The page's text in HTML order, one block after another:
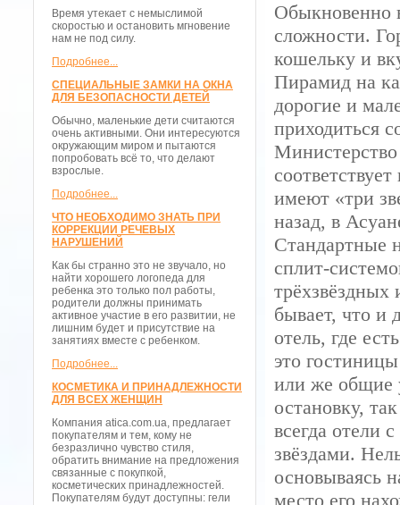
Время утекает с немыслимой
скоростью и остановить мгновение
нам не под силу.
Подробнее...
СПЕЦИАЛЬНЫЕ ЗАМКИ НА ОКНА
ДЛЯ БЕЗОПАСНОСТИ ДЕТЕЙ
Обычно, маленькие дети считаются
очень активными. Они интересуются
окружающим миром и пытаются
попробовать всё то, что делают
взрослые.
Подробнее...
ЧТО НЕОБХОДИМО ЗНАТЬ ПРИ
КОРРЕКЦИИ РЕЧЕВЫХ
НАРУШЕНИЙ
Как бы странно это не звучало, но
найти хорошего логопеда для
ребенка это только пол работы,
родители должны принимать
активное участие в его развитии, не
лишним будет и присутствие на
занятиях вместе с ребенком.
Подробнее...
КОСМЕТИКА И ПРИНАДЛЕЖНОСТИ
ДЛЯ ВСЕХ ЖЕНЩИН
Компания atica.com.ua, предлагает
покупателям и тем, кому не
безразлично чувство стиля,
обратить внимание на предложения
связанные с покупкой,
косметических принадлежностей.
Покупателям будут доступны: гели
Обыкновенно
сложности.
кошельку и
Пирамид на
дорогие и
приходиться
Министерство
имеют «три
назад, в
Стандартные
сплит-
бывает, что и
отель, где
это
или же общие
остановку,
всегда отели
звёздами.
основываясь
место его